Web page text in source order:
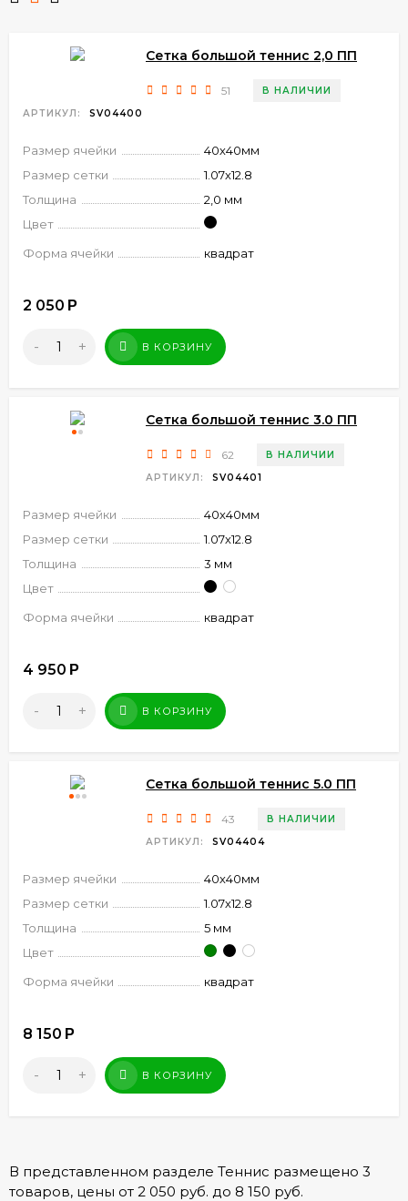
Сетка большой теннис 2,0 ПП
51
В НАЛИЧИИ
АРТИКУЛ:
SV04400
Размер ячейки
40х40мм
Размер сетки
1.07х12.8
Толщина
2,0 мм
Цвет
Форма ячейки
квадрат
2 050 Р
- + В КОРЗИНУ
Сетка большой теннис 3.0 ПП
62
В НАЛИЧИИ
АРТИКУЛ:
SV04401
Размер ячейки
40х40мм
Размер сетки
1.07х12.8
Толщина
3 мм
Цвет
Форма ячейки
квадрат
4 950 Р
- + В КОРЗИНУ
Сетка большой теннис 5.0 ПП
43
В НАЛИЧИИ
АРТИКУЛ:
SV04404
Размер ячейки
40х40мм
Размер сетки
1.07х12.8
Толщина
5 мм
Цвет
Форма ячейки
квадрат
8 150 Р
- + В КОРЗИНУ
В представленном разделе Теннис размещено 3
товаров, цены от 2 050 руб. до 8 150 руб.